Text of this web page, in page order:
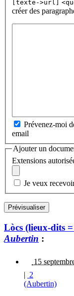
[texte->url]
créer des
Prévenez-moi
email
Ajouter un
Extensions
Je veux
Lòcs (lieux-dits
Aubertin :
15
| 2
(Aubertin)